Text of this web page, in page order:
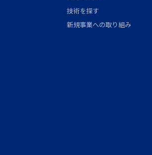
技術を探す
新規事業への取り組み